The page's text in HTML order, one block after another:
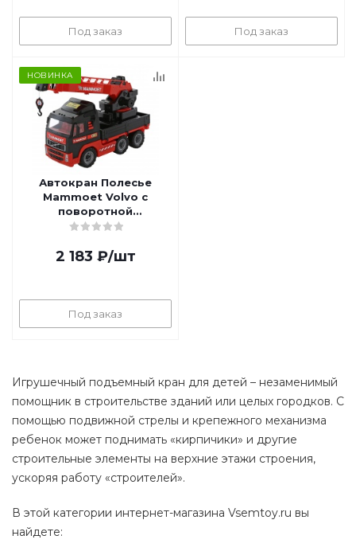
Под заказ Под заказ
НОВИНКА
Автокран Полесье
Mammoet Volvo с
поворотной
платформой
2 183 ₽/шт
Под заказ
Игрушечный подъемный кран для детей – незаменимый
помощник в строительстве зданий или целых городков. С
помощью подвижной стрелы и крепежного механизма
ребенок может поднимать «кирпичики» и другие
строительные элементы на верхние этажи строения,
ускоряя работу «строителей».
В этой категории интернет-магазина Vsemtoy.ru вы
найдете: